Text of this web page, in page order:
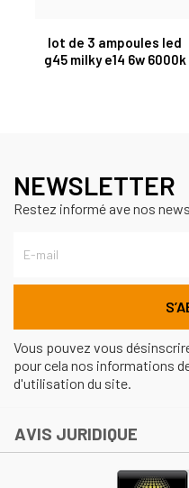
lot de 3 ampoules led
g45 milky e14 6w 6000k
NEWSLETTER
Restez informé ave nos
Vous pouvez vous
pour cela nos informations
d'utilisation du site.
AVIS JURIDIQUE